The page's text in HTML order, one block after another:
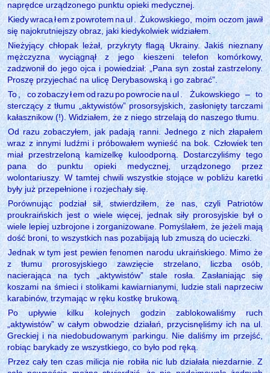
naprędce urządzonego punktu opieki medycznej.
Kiedywracałemzpowrotem naul . Żukowskiego, moim oczom jawił
się najokrutniejszy obraz, jaki kiedykolwiek widziałem.
Nieżyjący chłopak leżał, przykryty flagą Ukrainy. Jakiś nieznany
mężczyzna wyciągnął z jego kieszeni telefon komórkowy,
zadzwonił do jego ojca i powiedział: „Pana syn został zastrzelony.
Proszę przyjechać na ulicę Derybasowską i go zabrać”.
To
cozobaczyłem od razupopowrocienaul .
Żukowskiego – to
sterczący z tłumu „aktywistów” prosorsyjskich, zasłonięty tarczami
kałasznikow (!). Widziałem, że z niego strzelają do naszego tłumu.
Od razu zobaczyłem, jak padają ranni. Jednego z nich złapałem
wraz z innymi ludźmi i próbowałem wynieść na bok. Człowiek ten
miał przestrzeloną kamizelkę kuloodporną. Dostarczyliśmy tego
pana do punktu opieki medycznej, urządzonego przez
wolontariuszy. W tamtej chwili wszystkie stojące w pobliżu karetki
były już przepełnione i rozjechały się.
Porównując podział sił, stwierdziłem, że nas, czyli Patriotów
proukraińskich jest o wiele więcej, jednak siły prorosyjskie był o
wiele lepiej uzbrojone i zorganizowane. Pomyślałem, że jeżeli mają
dość broni, to wszystkich nas pozabijają lub zmuszą do ucieczki.
Jednak w tym jest pewien fenomen narodu ukraińskiego. Mimo że
z tłumu prorosyjskiego zawzięcie strzelano, liczba osób,
nacierająca na tych „aktywistów” stale rosła. Zasłaniając się
koszami na śmieci i stolikami kawiarnianymi, ludzie stali naprzeciw
karabinów, trzymając w ręku kostkę brukową.
Po upływie kilku kolejnych godzin zablokowaliśmy ruch
„aktywistów” w całym obwodzie działań, przycisnęliśmy ich na ul.
Greckiej i na niedobudowanym parkingu. Nie daliśmy im przejść,
robiąc barykady ze wszystkiego, co było pod ręką.
Przez cały ten czas milicja nie robiła nic lub działała niezdarnie. Z